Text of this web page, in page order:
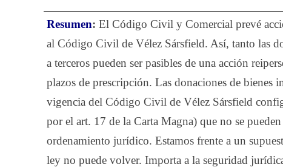
Resumen: El Código Civil y Comercial prevé
al Código Civil de Vélez Sársfield. Así, tanto las
a terceros pueden ser pasibles de una acción
plazos de prescripción. Las donaciones de bienes
vigencia del Código Civil de Vélez Sársfield
por el art. 17 de la Carta Magna) que no se
ordenamiento jurídico. Estamos frente a un
ley no puede volver. Importa a la seguridad